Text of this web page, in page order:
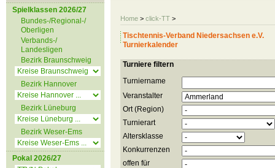
Home > click-TT >
Spielklassen 2026/27
Bundes-/Regional-/
Oberligen
Verbands-/
Landesligen
Bezirk Braunschweig
Bezirk Hannover
Bezirk Lüneburg
Bezirk Weser-Ems
Pokal 2026/27
Tischtennis-Verband Niedersachsen e.V.
Turnierkalender
Turniere filtern
Turniername
Veranstalter
Ort (Region)
Turnierart
Altersklasse
Konkurrenzen
offen für